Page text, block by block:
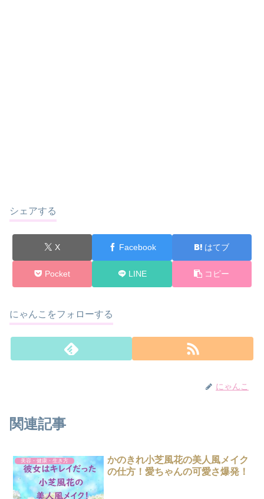
シェアする
X Facebook はてブ
Pocket LINE コピー
にゃんこをフォローする
にゃんこ
関連記事
美容・健康・生き方
かのきれ小芝風花の美人風メイク
の仕方！愛ちゃんの可愛さ爆発！